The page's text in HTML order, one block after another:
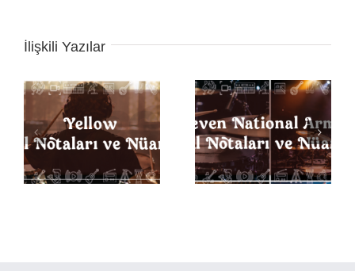
İlişkili Yazılar
Seven Nation Army
Davul Notaları ve
Nüansları
Back in Black Davul
Notaları ve Nüansları